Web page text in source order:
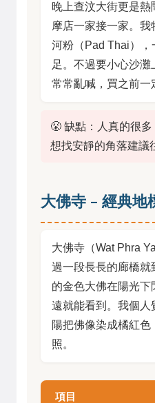
晚上查汶大街更是
摩店一家接一家。
河粉（Pad Thai）
足。不過要小心沙
常常亂喊，買之前一
😤 缺點：人真的很多
想找安靜的角落建議
大佛寺 – 經典地
大佛寺（Wat Phra
過一段長長的廊橋就
的金色大佛在陽光下
遠就能看到。我個人
陽把佛像染成橘紅
照。
項目